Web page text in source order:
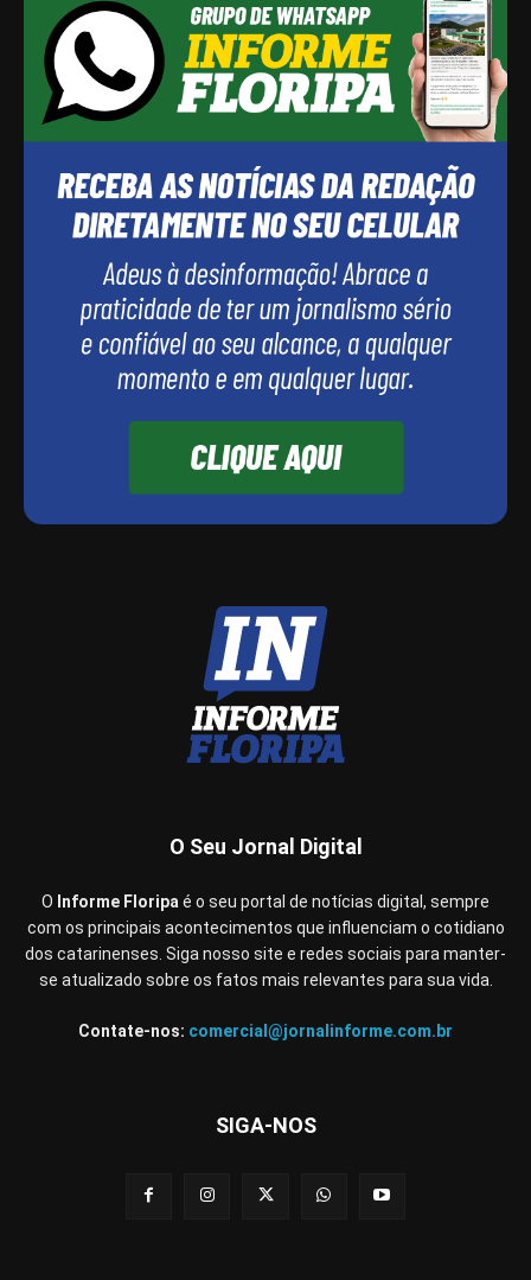
O Seu Jornal Digital
O Informe Floripaé o seu portal de notícias digital, sempre
com os principais acontecimentos que influenciam o cotidiano
dos catarinenses. Siga nosso site e redes sociais para manter-
se atualizado sobre os fatos mais relevantes para sua vida.
Contate-nos: comercial@jornalinforme.com.br
SIGA-NOS